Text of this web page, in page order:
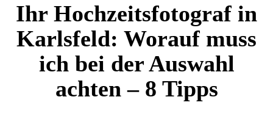
Ihr Hochzeitsfotograf in
Karlsfeld: Worauf muss
ich bei der Auswahl
achten – 8 Tipps